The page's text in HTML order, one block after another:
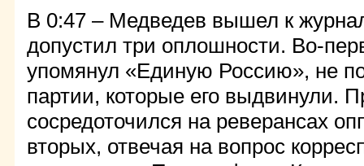
В 0:47 – Медведев вышел к
допустил три оплошности. Во-
упомянул «Единую Россию», не
партии, которые его выдвинули.
сосредоточился на реверансах
вторых, отвечая на вопрос